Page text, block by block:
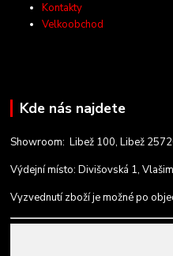
Kontakty
Velkoobchod
Kde nás najdete
Showroom: Libež 100, Libež
Výdejní místo: Divišovská 1,
Vyzvednutí zboží je možné po